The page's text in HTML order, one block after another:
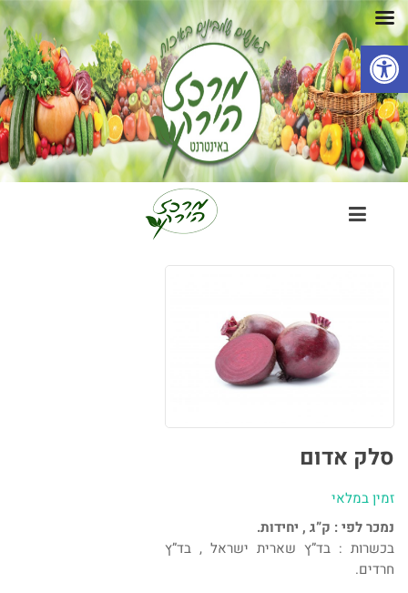
פתח סרגל נגישות
סלק אדום
זמין במלאי
נמכר לפי : ק”ג , יחידות.
בכשרות : בד”ץ שארית ישראל , בד”ץ
חרדים.